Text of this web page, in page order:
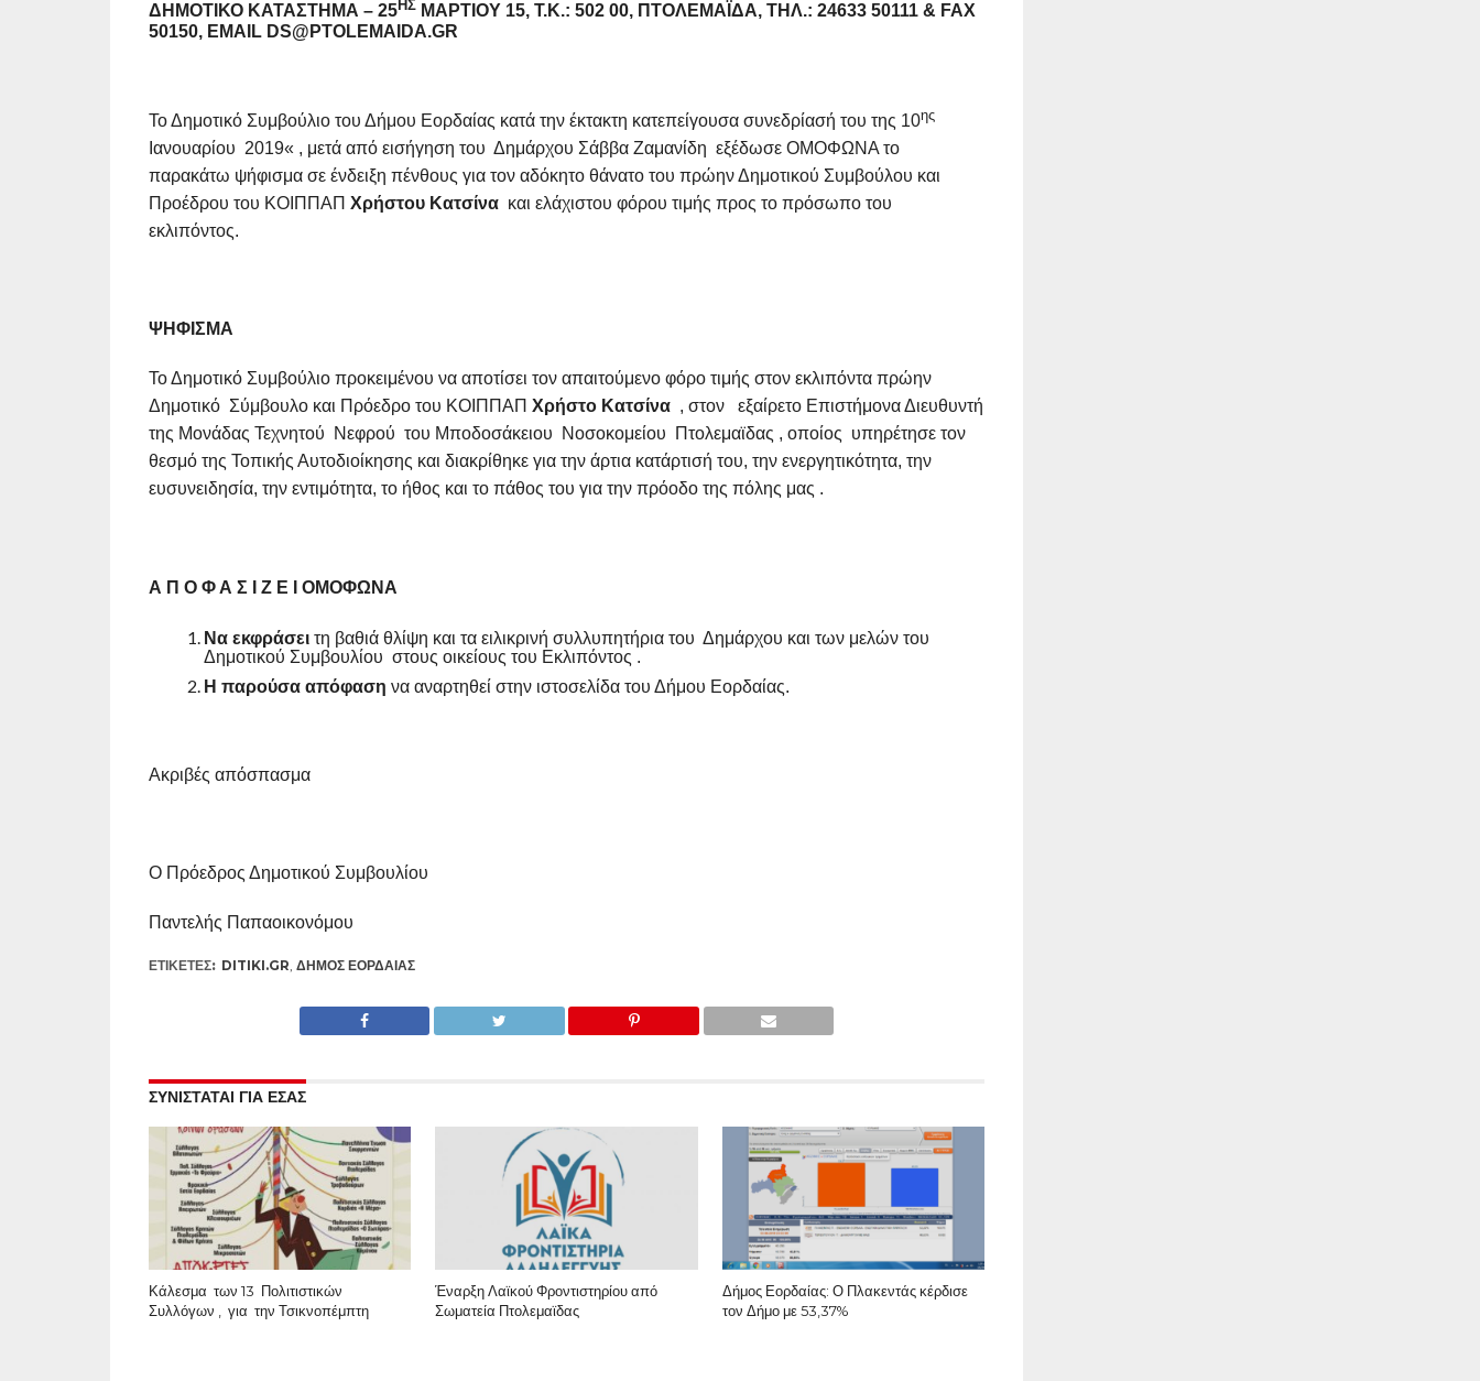
ΔΗΜΟΤΙΚΌ ΚΑΤΆΣΤΗΜΑ – 25ΗΣΜΑΡΤΊΟΥ 15, Τ.Κ.: 502 00, ΠΤΟΛΕΜΑΪ́ΔΑ, ΤΗΛ.: 24633 50111 & FAX
50150, EMAIL DS@PTOLEMAIDA.GR
Το Δημοτικό Συμβούλιο του Δήμου Εορδαίας κατά την έκτακτη κατεπείγουσα συνεδρίασή του της 10ης
Ιανουαρίου 2019« , μετά από εισήγηση του Δημάρχου Σάββα Ζαμανίδη εξέδωσε ΟΜΟΦΩΝΑ το
παρακάτω ψήφισμα σε ένδειξη πένθους για τον αδόκητο θάνατο του πρώην Δημοτικού Συμβούλου και
Προέδρου του ΚΟΙΠΠΑΠ Χρήστου Κατσίνακαι ελάχιστου φόρου τιμής προς το πρόσωπο του
εκλιπόντος.
ΨΗΦΙΣΜΑ
Το Δημοτικό Συμβούλιο προκειμένου να αποτίσει τον απαιτούμενο φόρο τιμής στον εκλιπόντα πρώην
Δημοτικό Σύμβουλο και Πρόεδρο του ΚΟΙΠΠΑΠ Χρήστο Κατσίνα, στον εξαίρετο Επιστήμονα Διευθυντή
της Μονάδας Τεχνητού Νεφρού του Μποδοσάκειου Νοσοκομείου Πτολεμαϊδας , οποίος υπηρέτησε τον
θεσμό της Τοπικής Αυτοδιοίκησης και διακρίθηκε για την άρτια κατάρτισή του, την ενεργητικότητα, την
ευσυνειδησία, την εντιμότητα, το ήθος και το πάθος του για την πρόοδο της πόλης μας .
Α Π Ο Φ Α Σ Ι Ζ Ε Ι ΟΜΟΦΩΝΑ
Να εκφράσειτη βαθιά θλίψη και τα ειλικρινή συλλυπητήρια του Δημάρχου και των μελών του
Δημοτικού Συμβουλίου στους οικείους του Εκλιπόντος .
Η παρούσα απόφαση να αναρτηθεί στην ιστοσελίδα του Δήμου Εορδαίας.
Ακριβές απόσπασμα
Ο Πρόεδρος Δημοτικού Συμβουλίου
Παντελής Παπαοικονόμου
ΕΤΙΚΕΤΕΣ: DITIKI.GR, ΔΉΜΟΣ ΕΟΡΔΑΊΑΣ
ΣΥΝΙΣΤΑΤΑΙ ΓΙΑ ΕΣΑΣ
Κάλεσμα των 13 Πολιτιστικών
Συλλόγων , για την Τσικνοπέμπτη
Έναρξη Λαϊκού Φροντιστηρίου από
Σωματεία Πτολεμαϊδας
Δήμος Εορδαίας: Ο Πλακεντάς κέρδισε
τον Δήμο με 53,37%